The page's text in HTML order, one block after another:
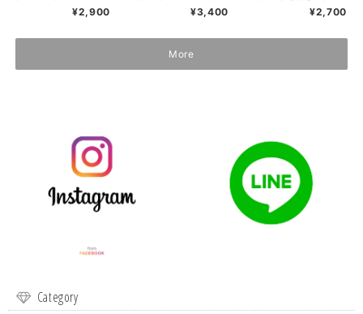
シルバー レディー
¥2,900
プピアス ゴールド
K18 コーティング
【P99】
¥3,400 ¥2,700
More
Category